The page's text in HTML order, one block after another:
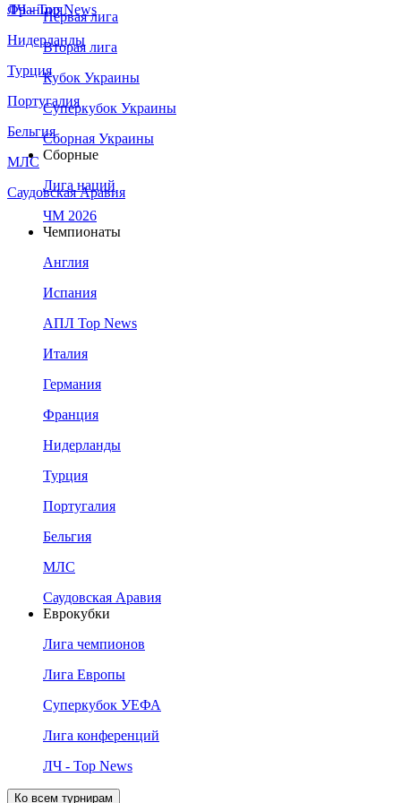
Франция
Нидерланды
Турция
Португалия
Бельгия
МЛС
Саудовская Аравия
ЛЧ - Top News
Первая лига
Вторая лига
Кубок Украины
Суперкубок Украины
Сборная Украины
Сборные
Лига наций
ЧМ 2026
Чемпионаты
Англия
Испания
АПЛ Top News
Италия
Германия
Франция
Нидерланды
Турция
Португалия
Бельгия
МЛС
Саудовская Аравия
Еврокубки
Лига чемпионов
Лига Европы
Суперкубок УЕФА
Лига конференций
ЛЧ - Top News
Ко всем турнирам